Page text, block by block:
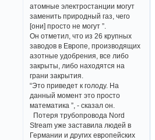
атомные электростанции могут
заменить природный газ, чего
[они] просто не могут ”.
Он отметил, что из 26 крупных
заводов в Европе, производящих
азотные удобрения, все либо
закрыты, либо находятся на
грани закрытия.
“Это приведет к голоду. На
данный момент это просто
математика ”, - сказал он.
Потеря трубопровода Nord
Stream уже заставила людей в
Германии и других европейских